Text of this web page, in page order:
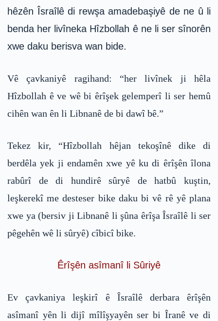
hêzên Îsraîlê di rewşa amadebaşiyê de ne û li
benda her livîneka Hîzbollah ê ne li ser sînorên
xwe daku berisva wan bide.
Vê çavkaniyê ragihand: “her livînek ji hêla
Hîzbollah ê ve wê bi êrîşek gelemperî li ser hemû
cihên wan ên li Libnanê de bi dawî bê.”
Tekez kir, “Hîzbollah hêjan tekoşînê dike di
berdêla yek ji endamên xwe yê ku di êrîşên îlona
rabûrî de di hundirê sûryê de hatbû kuştin,
leşkerekî me desteser bike daku bi vê rê yê plana
xwe ya (bersiv ji Libnanê li şûna êrîşa Îsraîlê li ser
pêgehên wê li sûryê) cîbicî bike.
Êrîşên asîmanî li Sûriyê
Ev çavkaniya leşkirî ê Îsraîlê derbara êrîşên
asîmanî yên li dijî mîlîşyayên ser bi Îranê ve di